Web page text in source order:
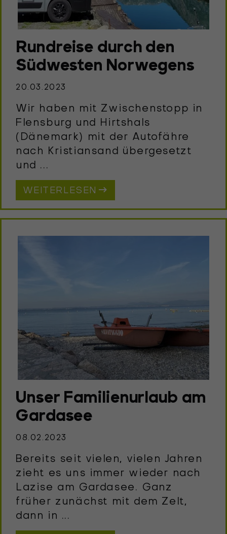
Rundreise durch den
Südwesten Norwegens
20.03.2023
Wir haben mit Zwischenstopp in
Flensburg und Hirtshals
(Dänemark) mit der Autofähre
nach Kristiansand übergesetzt
und ...
WEITERLESEN
Unser Familienurlaub am
Gardasee
08.02.2023
Bereits seit vielen, vielen Jahren
zieht es uns immer wieder nach
Lazise am Gardasee. Ganz
früher zunächst mit dem Zelt,
dann in ...